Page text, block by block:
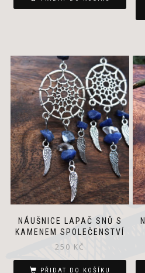
NÁUŠNICE LAPAČ SNŮ S
KAMENEM SPOLEČENSTVÍ
250 KČ
PŘIDAT DO KOŠÍKU